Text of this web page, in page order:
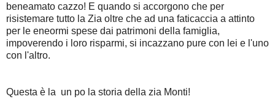
beneamato cazzo! E quando si accorgono che per
risistemare tutto la Zia oltre che ad una faticaccia a attinto
per le eneormi spese dai patrimoni della famiglia,
impoverendo i loro risparmi, si incazzano pure con lei e l'uno
con l'altro.
Questa è la un po la storia della zia Monti!